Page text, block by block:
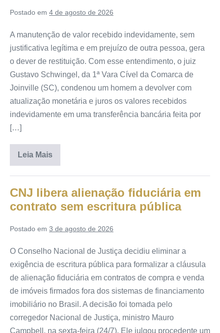
Postado em 4 de agosto de 2026
A manutenção de valor recebido indevidamente, sem
justificativa legítima e em prejuízo de outra pessoa, gera
o dever de restituição. Com esse entendimento, o juiz
Gustavo Schwingel, da 1ª Vara Cível da Comarca de
Joinville (SC), condenou um homem a devolver com
atualização monetária e juros os valores recebidos
indevidamente em uma transferência bancária feita por
[…]
Leia Mais
CNJ libera alienação fiduciária em
contrato sem escritura pública
Postado em 3 de agosto de 2026
O Conselho Nacional de Justiça decidiu eliminar a
exigência de escritura pública para formalizar a cláusula
de alienação fiduciária em contratos de compra e venda
de imóveis firmados fora dos sistemas de financiamento
imobiliário no Brasil. A decisão foi tomada pelo
corregedor Nacional de Justiça, ministro Mauro
Campbell, na sexta-feira (24/7). Ele julgou procedente um